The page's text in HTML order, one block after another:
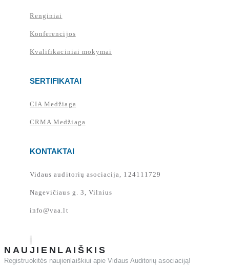
Renginiai
Konferencijos
Kvalifikaciniai mokymai
SERTIFIKATAI
CIA Medžiaga
CRMA Medžiaga
KONTAKTAI
Vidaus auditorių asociacija, 124111729
Nagevičiaus g. 3, Vilnius
info@vaa.lt
NAUJIENLAIŠKIS
Registruokitės naujienlaiškiui apie Vidaus Auditorių asociaciją!